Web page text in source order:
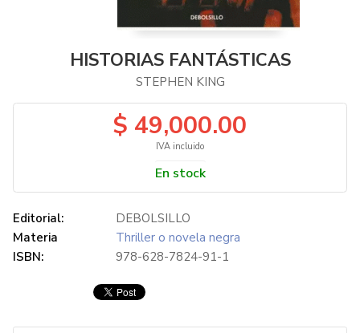
HISTORIAS FANTÁSTICAS
STEPHEN KING
$ 49,000.00
IVA incluido
En stock
Editorial:
DEBOLSILLO
Materia
Thriller o novela negra
ISBN:
978-628-7824-91-1